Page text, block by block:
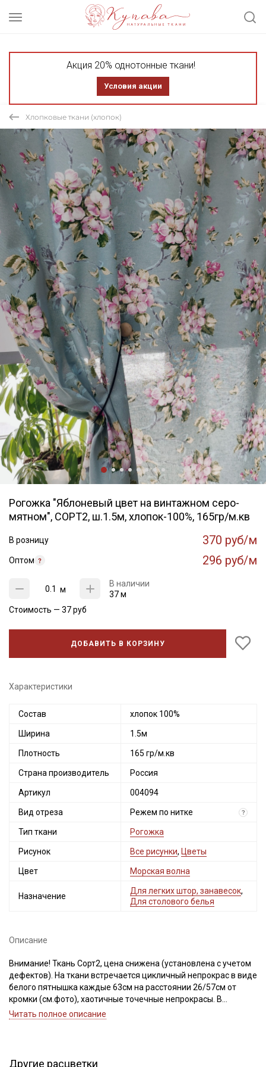
Акция 20% однотонные ткани!
Условия акции
Хлопковые ткани (хлопок)
Рогожка "Яблоневый цвет на винтажном серо-
мятном", СОРТ2, ш.1.5м, хлопок-100%, 165гр/м.кв
В розницу 370 руб/м
Оптом 296 руб/м
м
В наличии
37 м
Стоимость — 37руб
ДОБАВИТЬ В КОРЗИНУ
Характеристики
Состав хлопок 100%
Ширина 1.5м
Плотность 165 гр/м.кв
Страна производитель Россия
Артикул 004094
Вид отреза Режем по нитке ?
Тип ткани Рогожка
Рисунок Все рисунки, Цветы
Цвет Морская волна
Назначение
Для легких штор, занавесок,
Для столового белья
Описание
Внимание! Ткань Сорт2, цена снижена (установлена с учетом
дефектов). На ткани встречается цикличный непрокрас в виде
белого пятнышка каждые 63см на расстоянии 26/57см от
кромки (см.фото), хаотичные точечные непрокрасы. В
зависимости от рулона, с лицевой стороны ткани, проходят
лицевой стороны. У ткани неоднородный окрас, встречаются
Читать полное описание
Другие расцветки